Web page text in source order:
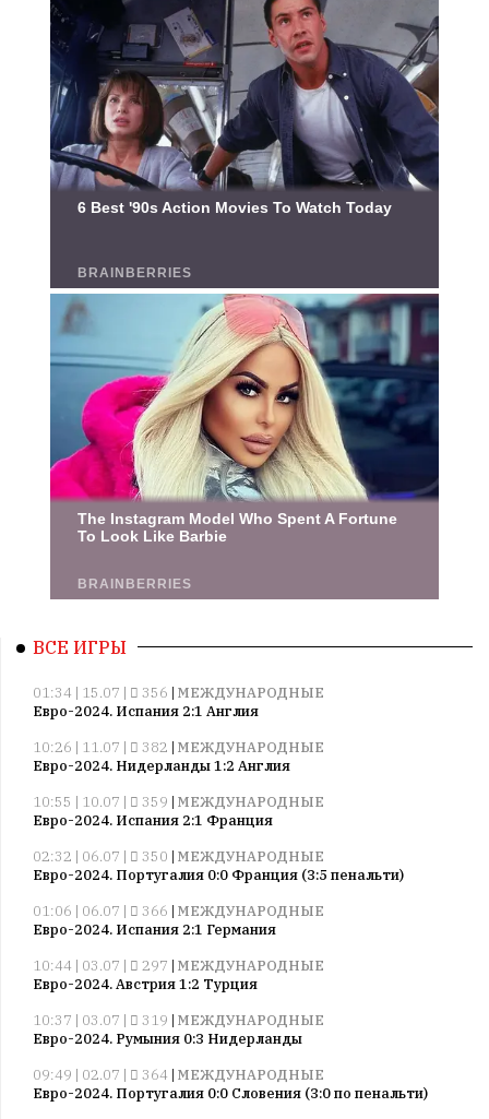
ВСЕ ИГРЫ
01:34 | 15.07 | 356 | МЕЖДУНАРОДНЫЕ
Евро-2024. Испания 2:1 Англия
10:26 | 11.07 |
382 | МЕЖДУНАРОДНЫЕ
Евро-2024. Нидерланды 1:2 Англия
10:55 | 10.07 |
359 | МЕЖДУНАРОДНЫЕ
Евро-2024. Испания 2:1 Франция
02:32 | 06.07 |
350 | МЕЖДУНАРОДНЫЕ
Евро-2024. Португалия 0:0 Франция (3:5 пенальти)
01:06 | 06.07 |
366 | МЕЖДУНАРОДНЫЕ
Евро-2024. Испания 2:1 Германия
10:44 | 03.07 |
297 | МЕЖДУНАРОДНЫЕ
Евро-2024. Австрия 1:2 Турция
10:37 | 03.07 |
319 | МЕЖДУНАРОДНЫЕ
Евро-2024. Румыния 0:3 Нидерланды
09:49 | 02.07 |
364 | МЕЖДУНАРОДНЫЕ
Евро-2024. Португалия 0:0 Словения (3:0 по пенальти)